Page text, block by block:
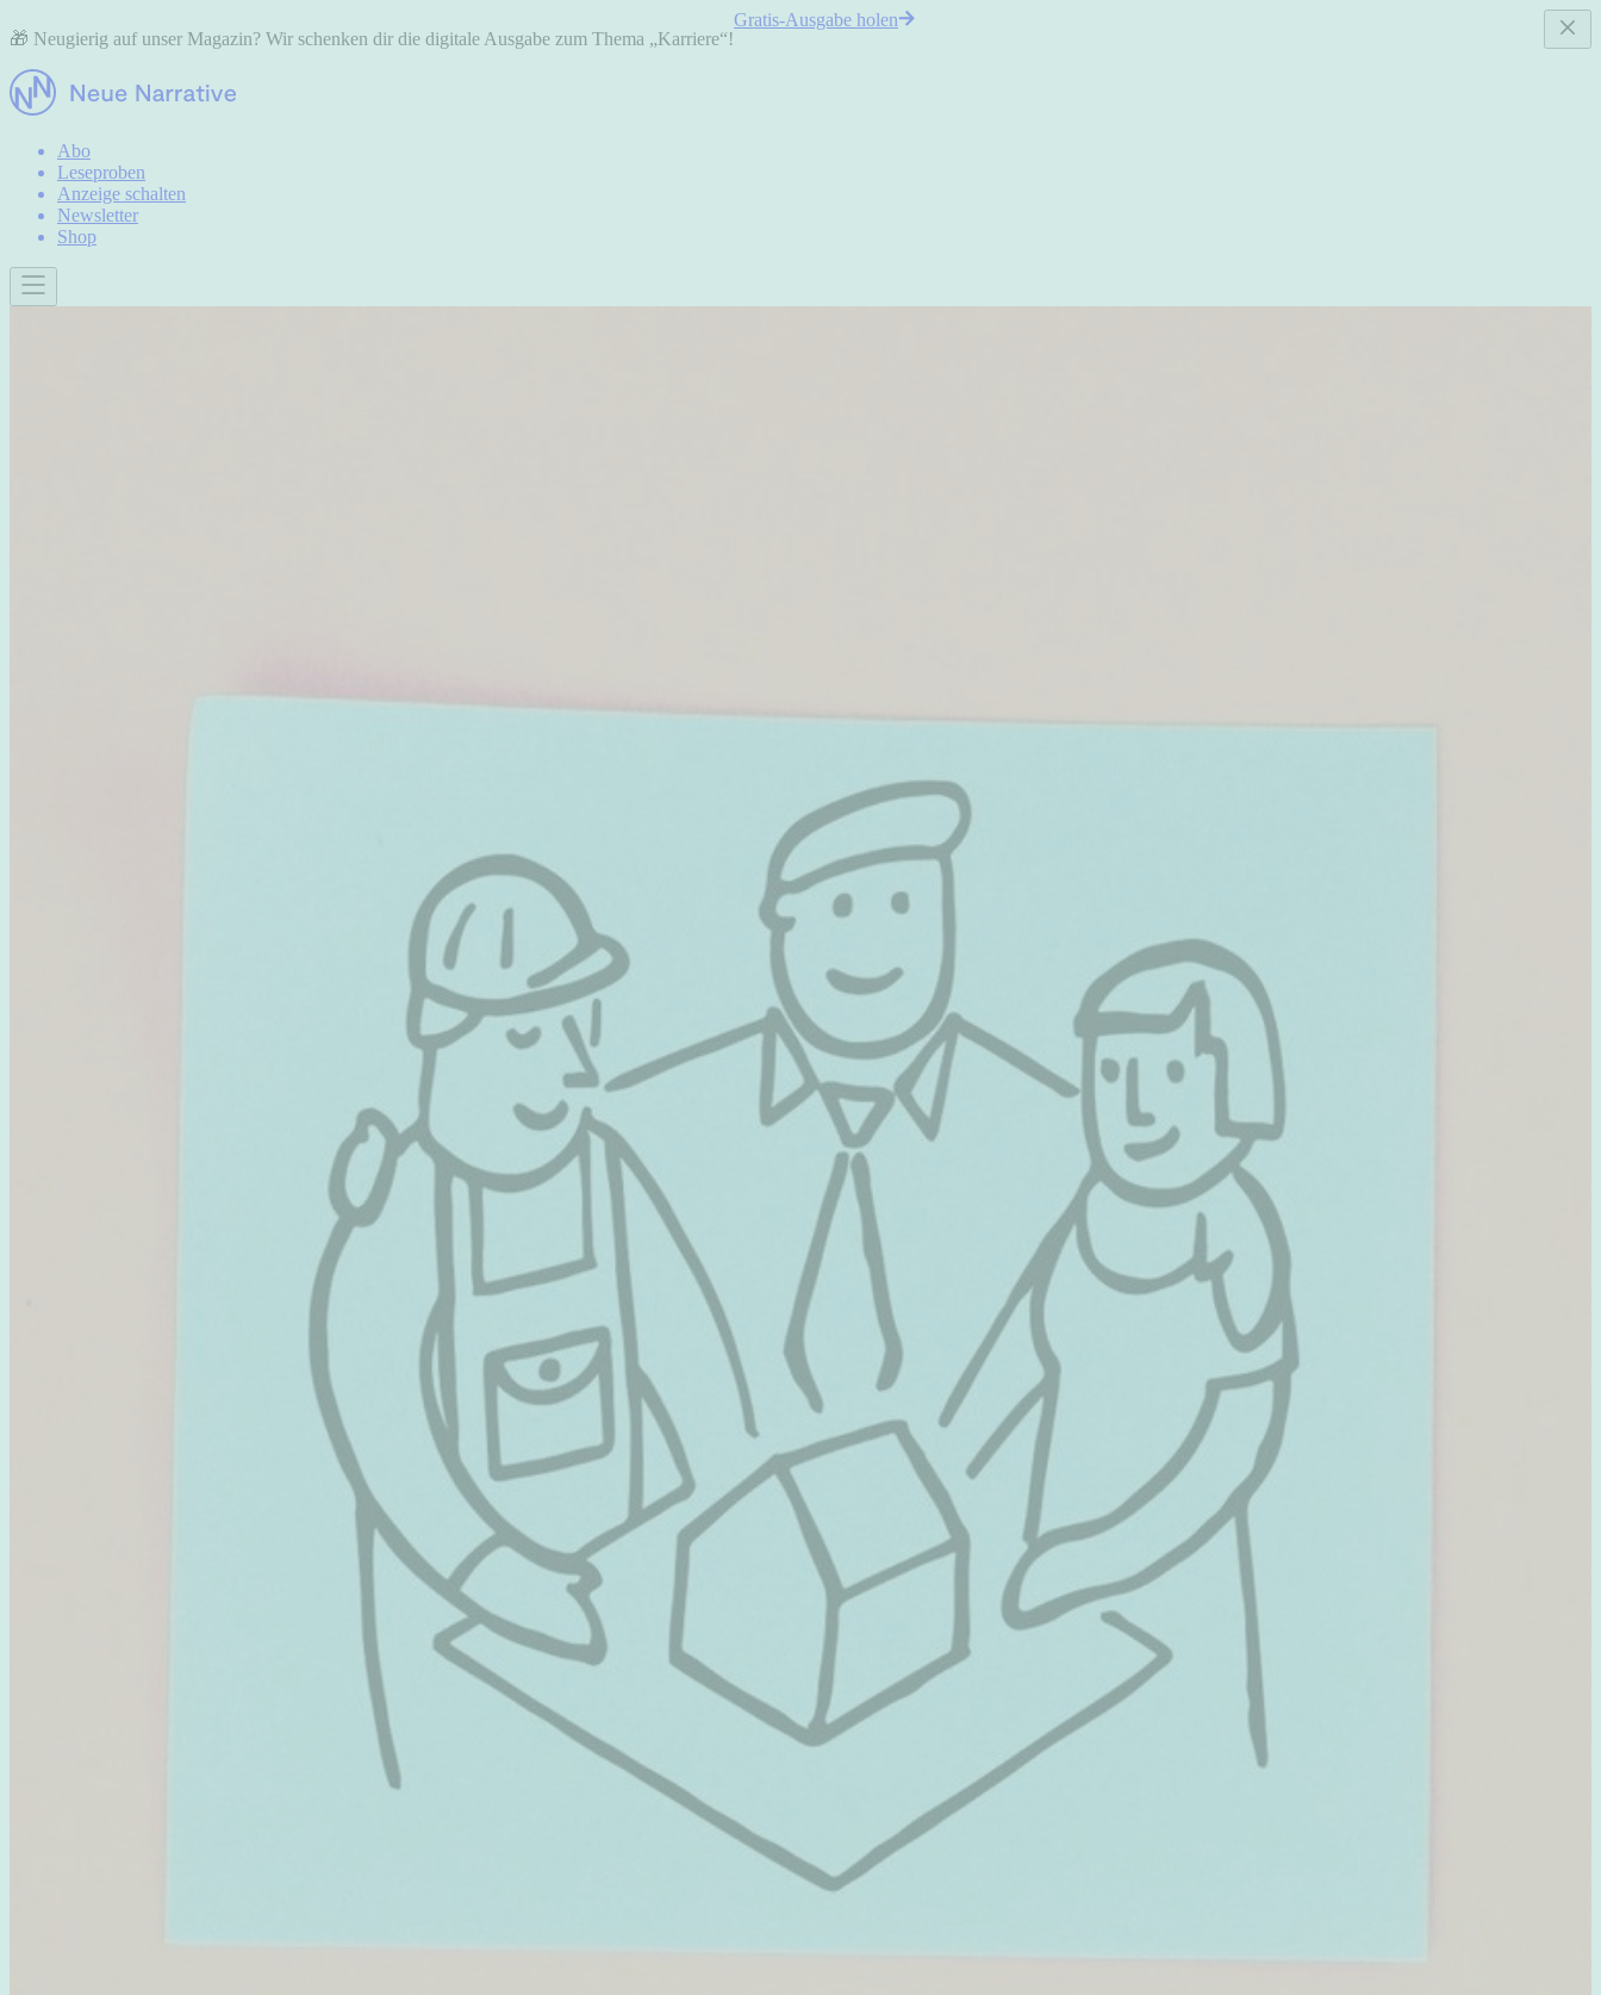
🎁 Neugierig auf unser Magazin? Wir schenken dir die digitale Ausgabe zum Thema „Karriere“!
Gratis-Ausgabe holen
Abo
Leseproben
Anzeige schalten
Newsletter
Shop